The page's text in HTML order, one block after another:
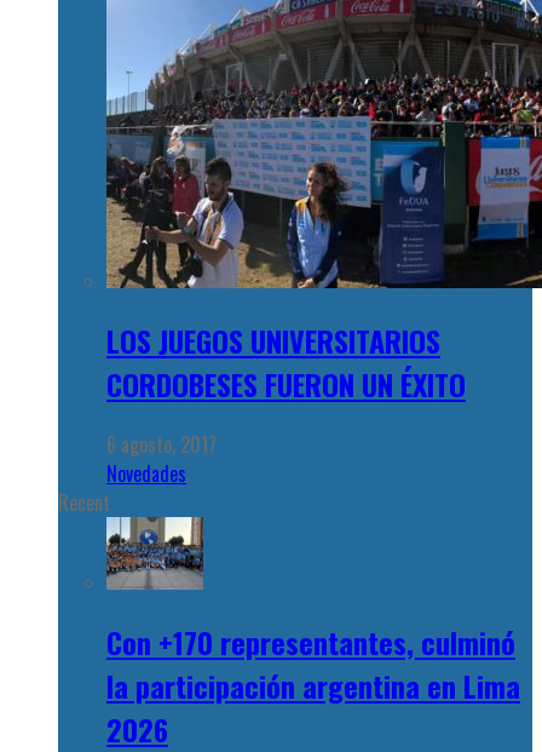
LOS JUEGOS UNIVERSITARIOS
CORDOBESES FUERON UN ÉXITO
6 agosto, 2017
Novedades
Recent
Con +170 representantes, culminó
la participación argentina en Lima
2026